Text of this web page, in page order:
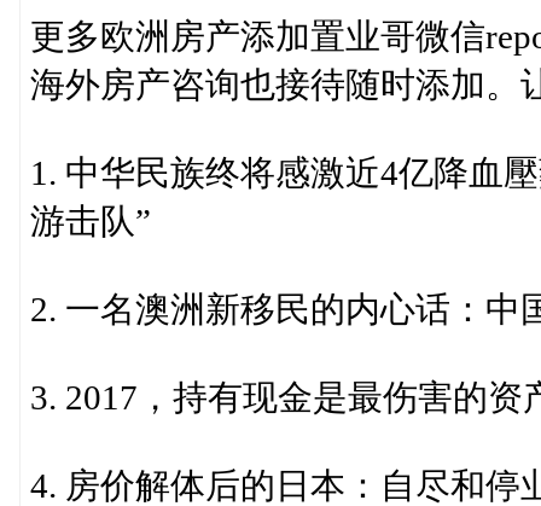
更多欧洲房产添加置业哥微信
海外房产咨询也接待随时添加。
1. 中华民族终将感激近4亿降血
游击队”
2. 一名澳洲新移民的内心话：中
3. 2017，持有现金是最伤害的资
4. 房价解体后的日本：自尽和停